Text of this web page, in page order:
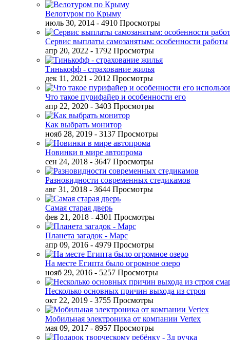
Велотуром по Крыму
июль 30, 2014 - 4910 Просмотры
Сервис выплаты самозанятым: особенности работы
апр 20, 2022 - 1792 Просмотры
Тинькофф - страхование жилья
дек 11, 2021 - 2012 Просмотры
Что такое пурифайер и особенности его
апр 22, 2020 - 3403 Просмотры
Как выбрать монитор
нояб 28, 2019 - 3137 Просмотры
Новинки в мире автопрома
сен 24, 2018 - 3647 Просмотры
Разновидности современных стедикамов
авг 31, 2018 - 3644 Просмотры
Самая старая дверь
фев 21, 2018 - 4301 Просмотры
Планета загадок - Марс
апр 09, 2016 - 4979 Просмотры
На месте Египта было огромное озеро
нояб 29, 2016 - 5257 Просмотры
Несколько основных причин выхода из строя
окт 22, 2019 - 3755 Просмотры
Мобильная электроника от компании Vertex
мая 09, 2017 - 8957 Просмотры